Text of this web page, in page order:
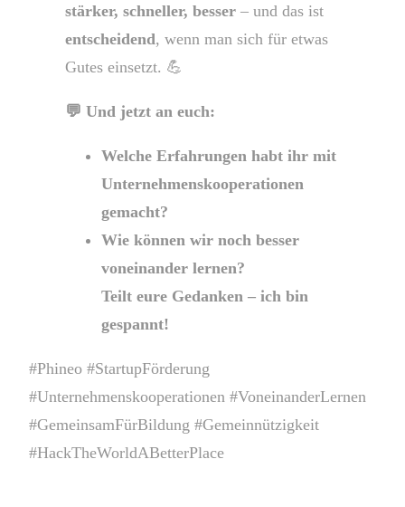
stärker, schneller, besser – und das ist
entscheidend, wenn man sich für etwas
Gutes einsetzt. 💪
💬 Und jetzt an euch:
Welche Erfahrungen habt ihr mit
Unternehmenskooperationen
gemacht?
Wie können wir noch besser
voneinander lernen?
Teilt eure Gedanken – ich bin
gespannt!
#Phineo #StartupFörderung
#Unternehmenskooperationen #VoneinanderLernen
#GemeinsamFürBildung #Gemeinnützigkeit
#HackTheWorldABetterPlace